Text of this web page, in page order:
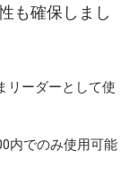
も確保しまし
リーダーとして使
内でのみ使用可能